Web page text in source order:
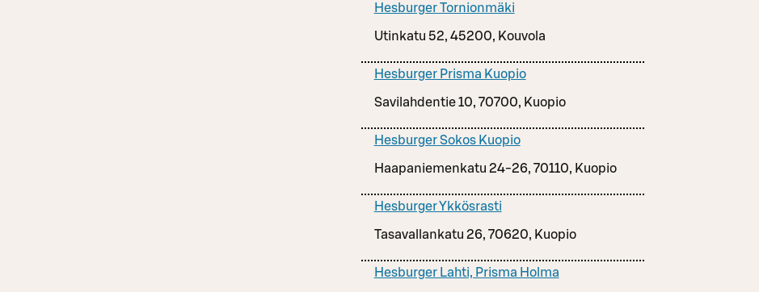
Hesburger Tornionmäki
Utinkatu 52, 45200, Kouvola
Hesburger Prisma Kuopio
Savilahdentie 10, 70700, Kuopio
Hesburger Sokos Kuopio
Haapaniemenkatu 24-26, 70110, Kuopio
Hesburger Ykkösrasti
Tasavallankatu 26, 70620, Kuopio
Hesburger Lahti, Prisma Holma